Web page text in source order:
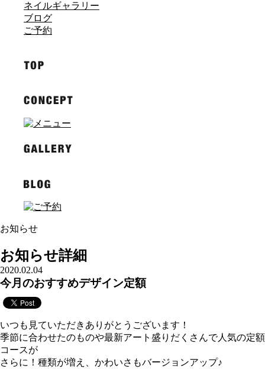
ネイルギャラリー
ブログ
ご予約
お知らせ
お知らせ詳細
2020.02.04
今月のおすすめデザイン定額
いつも見ていただきありがとうございます！
季節に合わせたのものや最新アート盛りだくさんで人気の定額
コースが
さらに！種類が増え、かわいさもバージョンアップ♪